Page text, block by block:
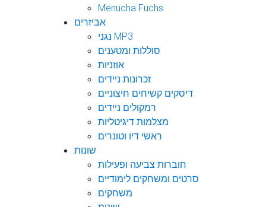
Menucha Fuchs
אביזרים
נגני MP3
סוללות ומטענים
אוזניות
זכרונות ניידים
דיסקים קשיחים חיצוניים
רמקולים ניידים
מצלמות דיגיטליות
ראשי דיו וטונרים
שונות
חוברות צביעה ופעילות
סרטים ומשחקים לימודיים
משחקים